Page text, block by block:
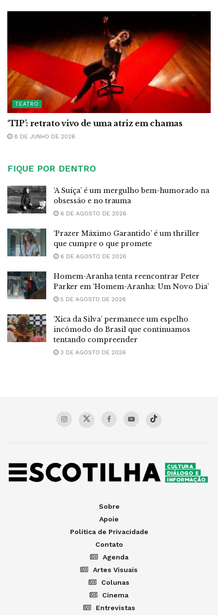
TEATRO
‘TIP’: retrato vivo de uma atriz em chamas
8 DE JUNHO DE 2026
FIQUE POR DENTRO
‘A Suíça’ é um mergulho bem-humorado na
obsessão e no trauma
6 DE AGOSTO DE 2026
‘Prazer Máximo Garantido’ é um thriller
que cumpre o que promete
6 DE AGOSTO DE 2026
Homem-Aranha tenta reencontrar Peter
Parker em ‘Homem-Aranha: Um Novo Dia’
5 DE AGOSTO DE 2026
‘Xica da Silva’ permanece um espelho
incômodo do Brasil que continuamos
tentando compreender
3 DE AGOSTO DE 2026
Sobre
Apoie
Política de Privacidade
Contato
Agenda
Artes Visuais
Colunas
Cinema
Entrevistas